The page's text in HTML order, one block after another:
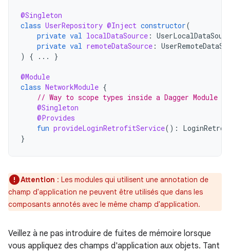
@Singleton
class UserRepository @Inject constructor(
private val localDataSource :
private val remoteDataSource :
)
{ ... }
@Module
class NetworkModule {
// Way to scope types inside a Dagger Module
@Singleton
@Provides
fun provideLoginRetrofitService():
}
Attention : Les modules qui utilisent une annotation de
champ d'application ne peuvent être utilisés que dans les
composants annotés avec le même champ d'application.
Veillez à ne pas introduire de fuites de mémoire lorsque
vous appliquez des champs d'application aux objets. Tant